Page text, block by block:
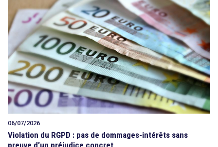
06/07/2026
Violation du RGPD : pas de dommages-intérêts sans
preuve d’un préjudice concret